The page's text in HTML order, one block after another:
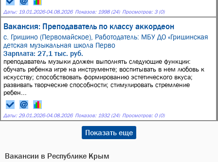
Даты: 19.01.2026-04.08.2026 Показов: 1998 (24) Просмотров: 3 (0)
Вакансия: Преподаватель по классу аккордеон
с. Гришино (Первомайское), Работодатель: МБУ ДО «Гришинская
детская музыкальная школа Перво
Зарплата: 27,1 тыс. руб.
преподаватель музыки должен выполнять следующие функции:
обучать ребенка игре на инструменте; воспитывать в нем любовь к
искусству; способствовать формированию эстетического вкуса;
развивать творческие способности; стимулировать стремление
ребен...
Даты: 29.01.2026-04.08.2026 Показов: 1932 (24) Просмотров: 0 (0)
Показать еще
Вакансии в Республике Крым